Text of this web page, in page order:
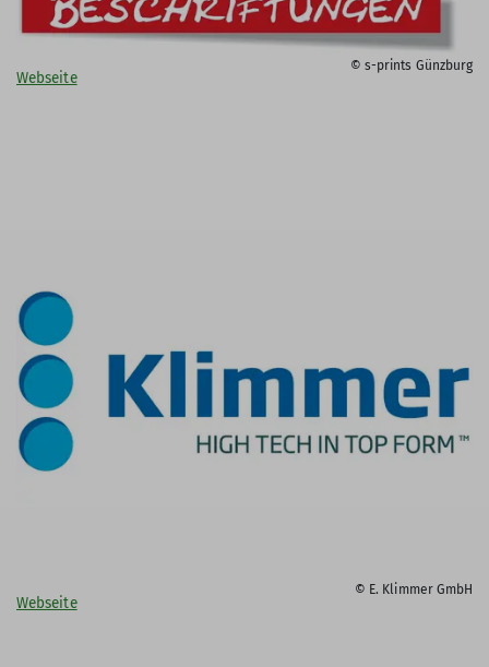
© s-prints Günzburg
Webseite
© E. Klimmer GmbH
Webseite